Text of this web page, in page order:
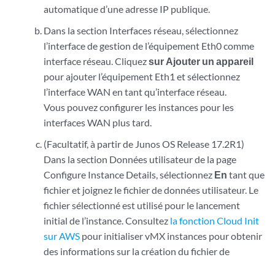
automatique d’une adresse IP publique.
Dans la section Interfaces réseau, sélectionnez
l’interface de gestion de l’équipement Eth0 comme
interface réseau. Cliquezsur Ajouter un appareil
pour ajouter l’équipement Eth1 et sélectionnez
l’interface WAN en tant qu’interface réseau.
Vous pouvez configurer les instances pour les
interfaces WAN plus tard.
(Facultatif, à partir de Junos OS Release 17.2R1)
Dans la section Données utilisateur de la page
Configure Instance Details, sélectionnez En tant que
fichier et joignez le fichier de données utilisateur. Le
fichier sélectionné est utilisé pour le lancement
initial de l’instance. Consultez la fonction Cloud Init
sur AWSpour initialiser vMX instances pour obtenir
des informations sur la création du fichier de